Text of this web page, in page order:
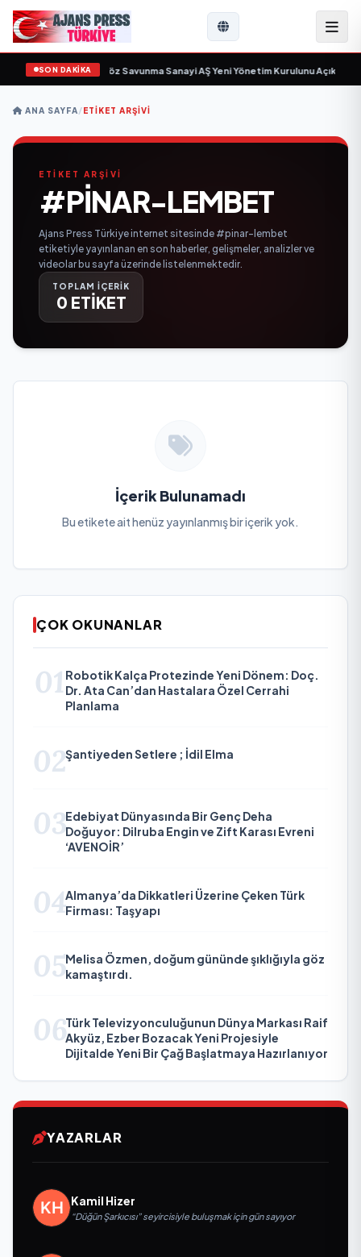
SON DAKİKA
gün sayıyor• Açıkgöz Savunma Sanayi AŞ Yeni Yönetim Kurulunu
ANA SAYFA/ETIKET ARŞIVI
ETİKET ARŞİVİ
#PINAR-LEMBET
Ajans Press Türkiye internet sitesinde #pinar-lembet
etiketiyle yayınlanan en son haberler, gelişmeler, analizler ve
videolar bu sayfa üzerinde listelenmektedir.
TOPLAM İÇERİK
0 ETİKET
İçerik Bulunamadı
Bu etikete ait henüz yayınlanmış bir içerik yok.
ÇOK OKUNANLAR
01 Robotik Kalça Protezinde Yeni Dönem: Doç.
Dr. Ata Can’dan Hastalara Özel Cerrahi
Planlama
02Şantiyeden Setlere ; İdil Elma
03Edebiyat Dünyasında Bir Genç Deha
Doğuyor: Dilruba Engin ve Zift Karası Evreni
‘AVENOİR’
04Almanya’da Dikkatleri Üzerine Çeken Türk
Firması: Taşyapı
05Melisa Özmen, doğum gününde şıklığıyla göz
kamaştırdı.
06Türk Televizyonculuğunun Dünya Markası Raif
Akyüz, Ezber Bozacak Yeni Projesiyle
Dijitalde Yeni Bir Çağ Başlatmaya Hazırlanıyor
YAZARLAR
Kamil Hizer
“Düğün Şarkıcısı” seyircisiyle buluşmak için gün sayıyor